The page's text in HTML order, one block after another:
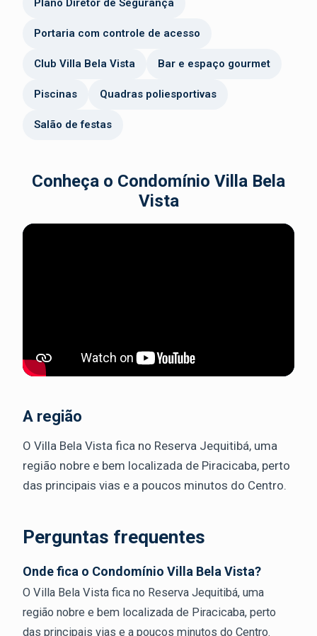
Plano Diretor de Segurança
Portaria com controle de acesso
Club Villa Bela Vista Bar e espaço gourmet
Piscinas Quadras poliesportivas
Salão de festas
Conheça o Condomínio Villa Bela
Vista
A região
O Villa Bela Vista fica no Reserva Jequitibá, uma
região nobre e bem localizada de Piracicaba, perto
das principais vias e a poucos minutos do Centro.
Perguntas frequentes
Onde fica o Condomínio Villa Bela Vista?
O Villa Bela Vista fica no Reserva Jequitibá, uma
região nobre e bem localizada de Piracicaba, perto
das principais vias e a poucos minutos do Centro.